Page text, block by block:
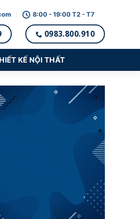
8:00 - 19:00 T2 - T7
0983.800.910
KẾ NỘI THẤT